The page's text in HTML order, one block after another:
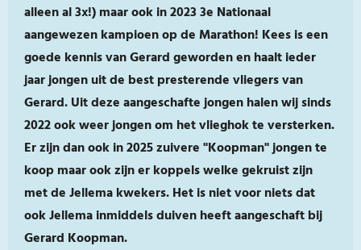
alleen al 3x!) maar ook in 2023 3e Nationaal
aangewezen kampioen op de Marathon! Kees is een
goede kennis van Gerard geworden en haalt ieder
jaar jongen uit de best presterende vliegers van
Gerard. Uit deze aangeschafte jongen halen wij sinds
2022 ook weer jongen om het vlieghok te versterken.
Er zijn dan ook in 2025 zuivere "Koopman" jongen te
koop maar ook zijn er koppels welke gekruist zijn
met de Jellema kwekers. Het is niet voor niets dat
ook Jellema inmiddels duiven heeft aangeschaft bij
Gerard Koopman.